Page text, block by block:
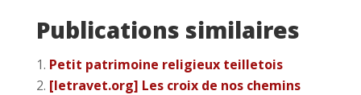
Publications similaires
Petit patrimoine religieux teilletois
[letravet.org] Les croix de nos chemins